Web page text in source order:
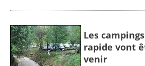
Les
rapide vont
venir